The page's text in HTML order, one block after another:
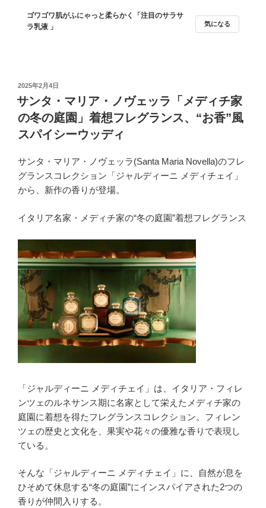
ゴワゴワ肌がふにゃっと柔らかく「注目のサラサ
ラ乳液 」
気になる
投
稿
日:
2025年2月4日
サンタ・マリア・ノヴェッラ「メディチ家
の冬の庭園」着想フレグランス、“お香”風
スパイシーウッディ
サンタ・マリア・ノヴェッラ(Santa Maria Novella)のフレ
グランスコレクション「ジャルディーニ メディチェイ」
から、新作の香りが登場。
イタリア名家・メディチ家の“冬の庭園”着想フレグランス
「ジャルディーニ メディチェイ」は、イタリア・フィレ
ンツェのルネサンス期に名家として栄えたメディチ家の
庭園に着想を得たフレグランスコレクション。フィレン
ツェの歴史と文化を、果実や花々の優雅な香りで表現し
ている。
そんな「ジャルディーニ メディチェイ」に、自然が息を
ひそめて休息する“冬の庭園”にインスパイアされた2つの
香りが仲間入りする。